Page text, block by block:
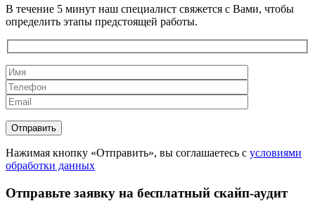
В течение 5 минут наш специалист свяжется с Вами, чтобы
определить этапы предстоящей работы.
Нажимая кнопку «Отправить», вы соглашаетесь с условиями
обработки данных
Отправьте заявку на бесплатный скайп-аудит